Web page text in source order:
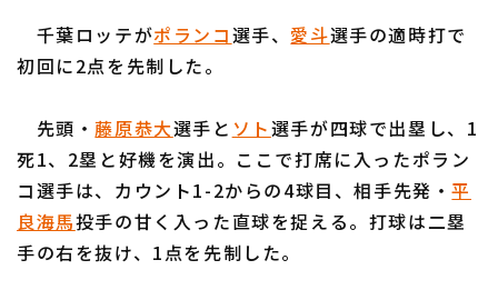
埼玉西武ライオンズ
オリックス・バファローズ
福岡ソフトバンクホークス
設定
千葉ロッテがポランコ選手、 愛斗選手の適時打で
初回に2点を先制した。
先頭・藤原恭大選手と ソト選手が四球で出塁し、1
死1、2塁と好機を演出。ここで打席に入ったポラン
コ選手は、カウント1-2からの4球目、相手先発・平
良海馬投手の甘く入った直球を捉える。打球は二塁
手の右を抜け、1点を先制した。